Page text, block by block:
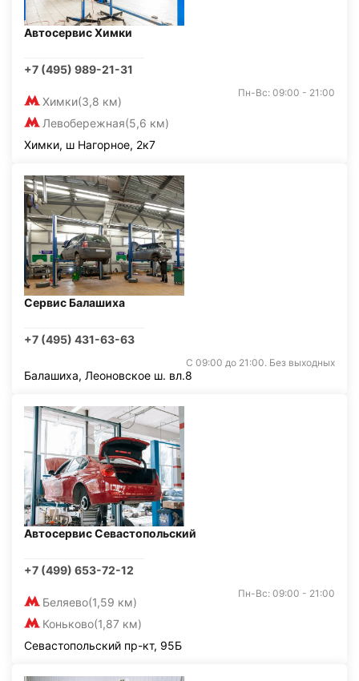
Автосервис Химки
+7 (495) 989-21-31
Химки(3,8 км)
Левобережная(5,6 км)
Пн-Вс: 09:00 - 21:00
Химки, ш Нагорное, 2к7
Сервис Балашиха
+7 (495) 431-63-63
С 09:00 до 21:00. Без выходных
Балашиха, Леоновское ш. вл.8
Автосервис Севастопольский
+7 (499) 653-72-12
Беляево(1,59 км)
Коньково(1,87 км)
Пн-Вс: 09:00 - 21:00
Севастопольский пр-кт, 95Б